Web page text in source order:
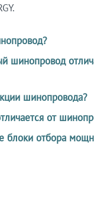
шинопровод
шинопровода?
от
блоки отбора